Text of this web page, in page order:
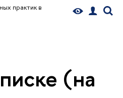
практик в
(на